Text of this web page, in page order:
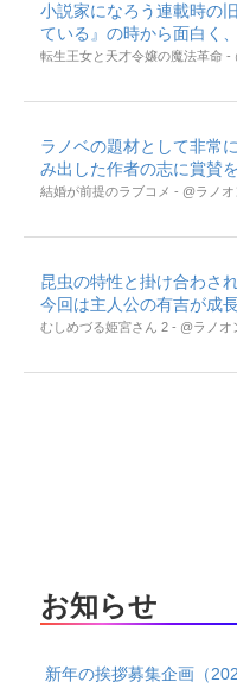
小説家になろう連載時の
ている』の時から面白く
転生王女と天才令嬢の魔法革命 -
ラノベの題材として非常
み出した作者の志に賞賛
結婚が前提のラブコメ - @ラノ
昆虫の特性と掛け合わさ
今回は主人公の有吉が成
むしめづる姫宮さん 2 - @ラノオ
お知らせ
新年の挨拶募集企画（